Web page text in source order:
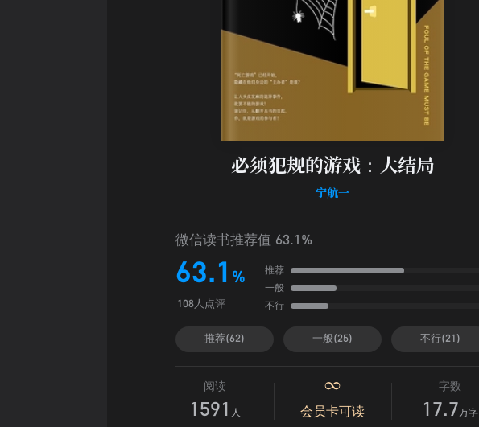
必须犯规的游戏：大结局
宁航一
微信读书推荐值 63.1%
63.1 %
108人点评
推荐
一般
不行
推荐(62) 一般(25) 不行(21)
阅读
1591 人 会员卡可读
字数
17.7万字